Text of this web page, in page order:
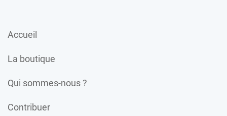
Accueil
La boutique
Qui sommes-nous ?
Contribuer